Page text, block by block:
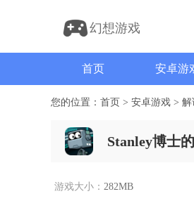
幻想游戏
首页 安卓游
您的位置： 首页 > 安卓游戏 > 解
Stanley博士
游戏大小： 282MB